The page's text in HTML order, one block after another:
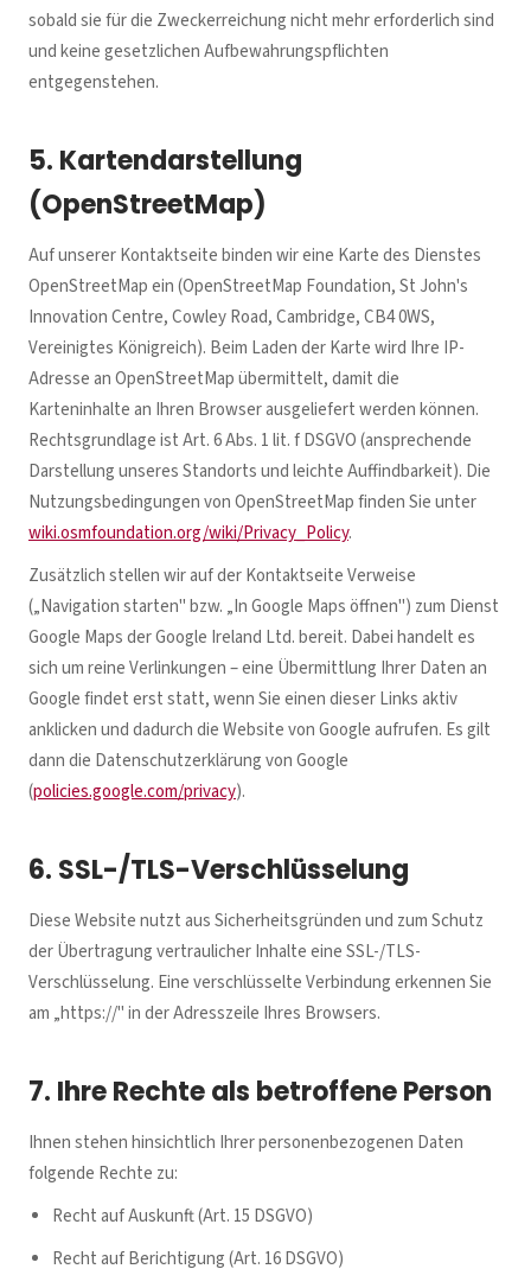
sobald sie für die Zweckerreichung nicht mehr erforderlich sind
und keine gesetzlichen Aufbewahrungspflichten
entgegenstehen.
5. Kartendarstellung
(OpenStreetMap)
Auf unserer Kontaktseite binden wir eine Karte des Dienstes
OpenStreetMap ein (OpenStreetMap Foundation, St John's
Innovation Centre, Cowley Road, Cambridge, CB4 0WS,
Vereinigtes Königreich). Beim Laden der Karte wird Ihre IP-
Adresse an OpenStreetMap übermittelt, damit die
Karteninhalte an Ihren Browser ausgeliefert werden können.
Rechtsgrundlage ist Art. 6 Abs. 1 lit. f DSGVO (ansprechende
Darstellung unseres Standorts und leichte Auffindbarkeit). Die
Nutzungsbedingungen von OpenStreetMap finden Sie unter
wiki.osmfoundation.org/wiki/Privacy_Policy.
Zusätzlich stellen wir auf der Kontaktseite Verweise
(„Navigation starten" bzw. „In Google Maps öffnen") zum Dienst
Google Maps der Google Ireland Ltd. bereit. Dabei handelt es
sich um reine Verlinkungen – eine Übermittlung Ihrer Daten an
Google findet erst statt, wenn Sie einen dieser Links aktiv
anklicken und dadurch die Website von Google aufrufen. Es gilt
dann die Datenschutzerklärung von Google
(policies.google.com/privacy).
6. SSL-/TLS-Verschlüsselung
Diese Website nutzt aus Sicherheitsgründen und zum Schutz
der Übertragung vertraulicher Inhalte eine SSL-/TLS-
Verschlüsselung. Eine verschlüsselte Verbindung erkennen Sie
am „https://" in der Adresszeile Ihres Browsers.
7. Ihre Rechte als betroffene Person
Ihnen stehen hinsichtlich Ihrer personenbezogenen Daten
folgende Rechte zu:
Recht auf Auskunft (Art. 15 DSGVO)
Recht auf Berichtigung (Art. 16 DSGVO)